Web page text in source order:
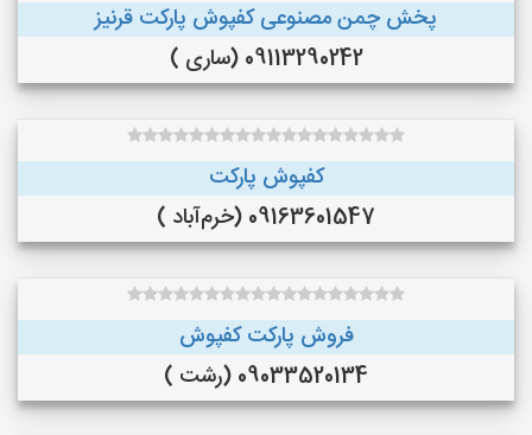
پخش چمن مصنوعی کفپوش پارکت قرنیز
09113290242 (ساری )
کفپوش پارکت
09163601547 (خرم‌آباد )
فروش پارکت کفپوش
09033520134 (رشت )